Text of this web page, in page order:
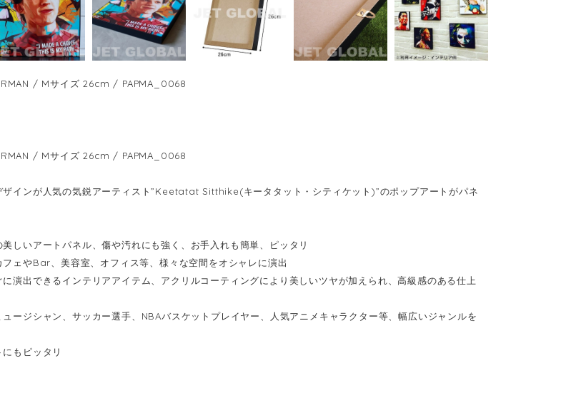
/ Mサイズ 26cm / PAPMA_0068
/ Mサイズ 26cm / PAPMA_0068
ザインが人気の気鋭アーティスト”Keetatat Sitthike(キータタット・シティケット)”のポップアートがパネ
美しいアートパネル、傷や汚れにも強く、お手入れも簡単、ピッタリ
フェやBar、美容室、オフィス等、様々な空間をオシャレに演出
に演出できるインテリアアイテム、アクリルコーティングにより美しいツヤが加えられ、高級感のある仕上
ュージシャン、サッカー選手、NBAバスケットプレイヤー、人気アニメキャラクター等、幅広いジャンルを
もピッタリ